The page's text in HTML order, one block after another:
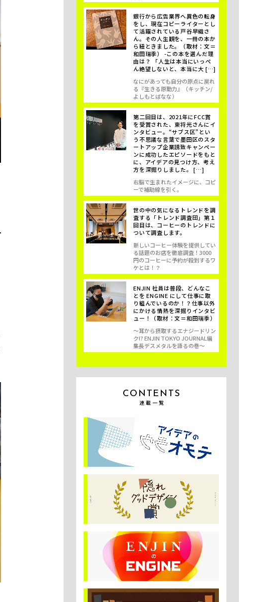
なにがあっても自分の原点に戻れ
る『生きる原動力』（キッチン/
よしもとばなな）
銀行から広告業界へ異色の転身
をし、現在コピーライターとし
て活躍されている戸谷早織さ
ん。その人生観を、一冊の本か
ら紐ときました。（取材：文＝
和田瑞季） -この本を選んだ理
由は？ 「人生は本当にいっぺ
ん絶望しないと、本当に大 […]
右脳で生まれたイメージに、コピ
ーで補助線を引く。
第二回目は、2021年にFCC賞
を受賞された、東将光さんにイ
ンタビュー。“サブス区”とい
う不思議な言葉で墨田区のスタ
ートアップ企業誘致キャンペー
ンに成功したエピソードをもと
に、アイデアの見つけ方、考え
方を深掘りしました。 […]
新しいコーヒー体験を提供してい
る話題のお店を徹底調査！3000
円のコーヒーに予約が殺到するワ
ケとは！？
世の中の気になるトレンドを調
査する「トレンド調査団」第１
回目は、コーヒーのトレンドに
ついて調査します。
〜耳から摂取するエナジードリン
ク!? ENJIN TOKYO JOURNAL編
集長デスメタルを語るの巻〜
ENJIN 社員は普段、どんなこ
とを ENGINE にして仕事に取
り組んでいるのか！？仕事以外
にかける情熱を深掘りインタビ
ュー！（取材：文＝和田瑞季）
CONTENTS
連載一覧